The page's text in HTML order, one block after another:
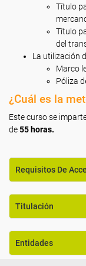
Título
Título
del
La utilización
Marco
Póliza
¿Cuál es la
Este curso se
de55 horas.
Requisitos De
Titulación
Entidades